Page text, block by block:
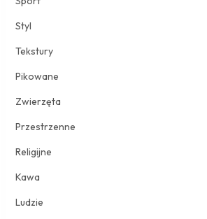
Styl
Tekstury
Pikowane
Zwierzęta
Przestrzenne
Religijne
Kawa
Ludzie